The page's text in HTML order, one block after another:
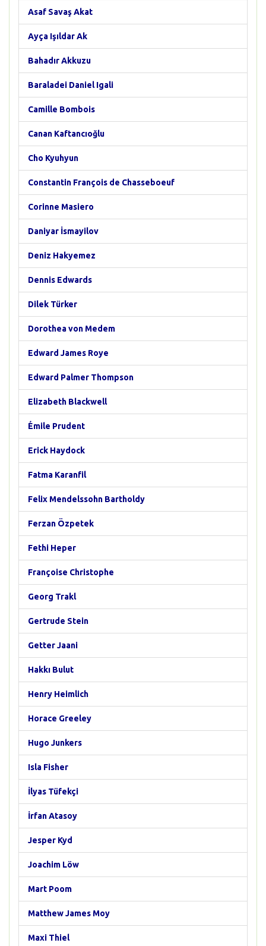
Asaf Savaş Akat
Ayça Işıldar Ak
Bahadır Akkuzu
Baraladei Daniel Igali
Camille Bombois
Canan Kaftancıoğlu
Cho Kyuhyun
Constantin François de Chasseboeuf
Corinne Masiero
Daniyar İsmayilov
Deniz Hakyemez
Dennis Edwards
Dilek Türker
Dorothea von Medem
Edward James Roye
Edward Palmer Thompson
Elizabeth Blackwell
Émile Prudent
Erick Haydock
Fatma Karanfil
Felix Mendelssohn Bartholdy
Ferzan Özpetek
Fethi Heper
Françoise Christophe
Georg Trakl
Gertrude Stein
Getter Jaani
Hakkı Bulut
Henry Heimlich
Horace Greeley
Hugo Junkers
Isla Fisher
İlyas Tüfekçi
İrfan Atasoy
Jesper Kyd
Joachim Löw
Mart Poom
Matthew James Moy
Maxi Thiel